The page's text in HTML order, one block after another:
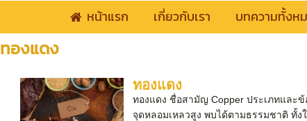
หน้าแรก เกี่ยวกับเรา บทความทั้งห
ทองแดง
ทองแดง
ทองแดง ชื่อสามัญ Copper ประเภทและ
จุดหลอมเหลวสูง พบได้ตามธรรมชาติ ทั้ง